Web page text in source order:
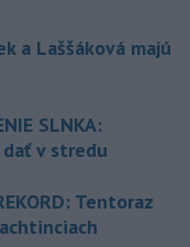
a Laššáková majú
SLNKA:
v stredu
Tentoraz